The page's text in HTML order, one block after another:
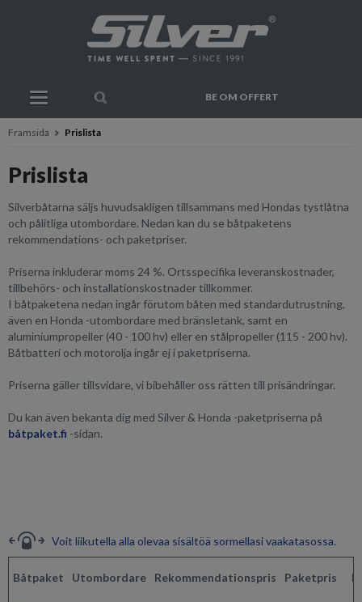
BE OM OFFERT
Framsida Prislista
Prislista
Silverbåtarna säljs huvudsakligen tillsammans med Hondas tystlåtna
och pålitliga utombordare. Nedan kan du se båtpaketens
rekommendations- och paketpriser.
Priserna inkluderar moms 24 %. Ortsspecifika leveranskostnader,
tillbehörs- och installationskostnader tillkommer.
I båtpaketena nedan ingår förutom båten med standardutrustning,
även en Honda -utombordare med bränsletank, samt en
aluminiumpropeller (40 - 100 hv) eller en stålpropeller (115 - 200 hv).
Båtbatteri och motorolja ingår ej i paketpriserna.
Priserna gäller tillsvidare, vi bibehåller oss rätten till prisändringar.
Du kan även bekanta dig med Silver & Honda -paketpriserna på
båtpaket.fi -sidan.
Voit liikutella alla olevaa sisältöä sormellasi vaakatasossa.
Båtpaket Utombordare Rekommendationspris Paketpris